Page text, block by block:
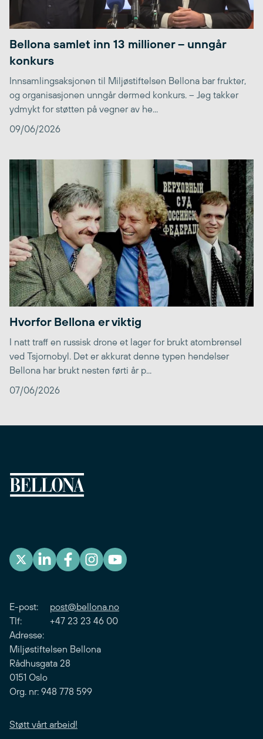
Bellona samlet inn 13 millioner – unngår
konkurs
Innsamlingsaksjonen til Miljøstiftelsen Bellona bar frukter,
og organisasjonen unngår dermed konkurs. – Jeg takker
ydmykt for støtten på vegner av he...
09/06/2026
Hvorfor Bellona er viktig
I natt traff en russisk drone et lager for brukt atombrensel
ved Tsjornobyl. Det er akkurat denne typen hendelser
Bellona har brukt nesten førti år p...
07/06/2026
E-post: post@bellona.no
Tlf: +47 23 23 46 00
Adresse:
Miljøstiftelsen Bellona
Rådhusgata 28
0151 Oslo
Org. nr: 948 778 599
Støtt vårt arbeid!